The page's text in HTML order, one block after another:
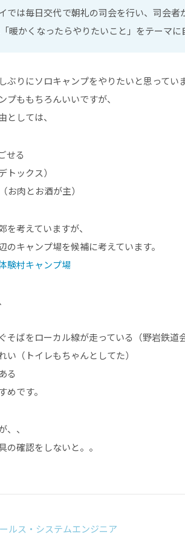
では毎日交代で朝礼の司会を行い、司会
暖かくなったらやりたいこと」をテーマに
ぶりにソロキャンプをやりたいと思っていま
プももちろんいいですが、
としては、
せる
トックス）
お肉とお酒が主）
を考えていますが、
のキャンプ場を候補に考えています。
験村キャンプ場
そばをローカル線が走っている（野岩鉄道
い（トイレもちゃんとしてた）
る
めです。
、、
の確認をしないと。。
ルス・システムエンジニア